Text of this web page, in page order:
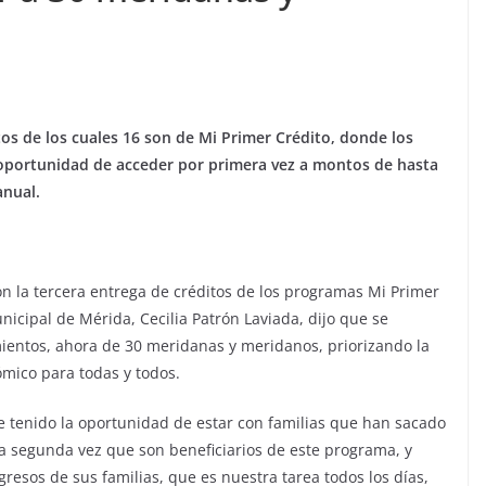
de los cuales 16 son de Mi Primer Crédito, donde los
de acceder por primera vez a montos de hasta
la tercera entrega de créditos de los programas Mi Primer
de Mérida, Cecilia Patrón Laviada, dijo que se
ahora de 30 meridanas y meridanos, priorizando la
para todas y todos.
tenido la oportunidad de estar con familias que han sacado
vez que son beneficiarios de este programa, y
de sus familias, que es nuestra tarea todos los días,